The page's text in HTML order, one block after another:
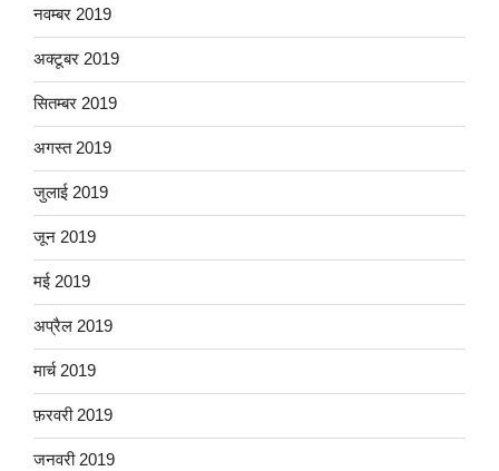
नवम्बर 2019
अक्टूबर 2019
सितम्बर 2019
अगस्त 2019
जुलाई 2019
जून 2019
मई 2019
अप्रैल 2019
मार्च 2019
फ़रवरी 2019
जनवरी 2019